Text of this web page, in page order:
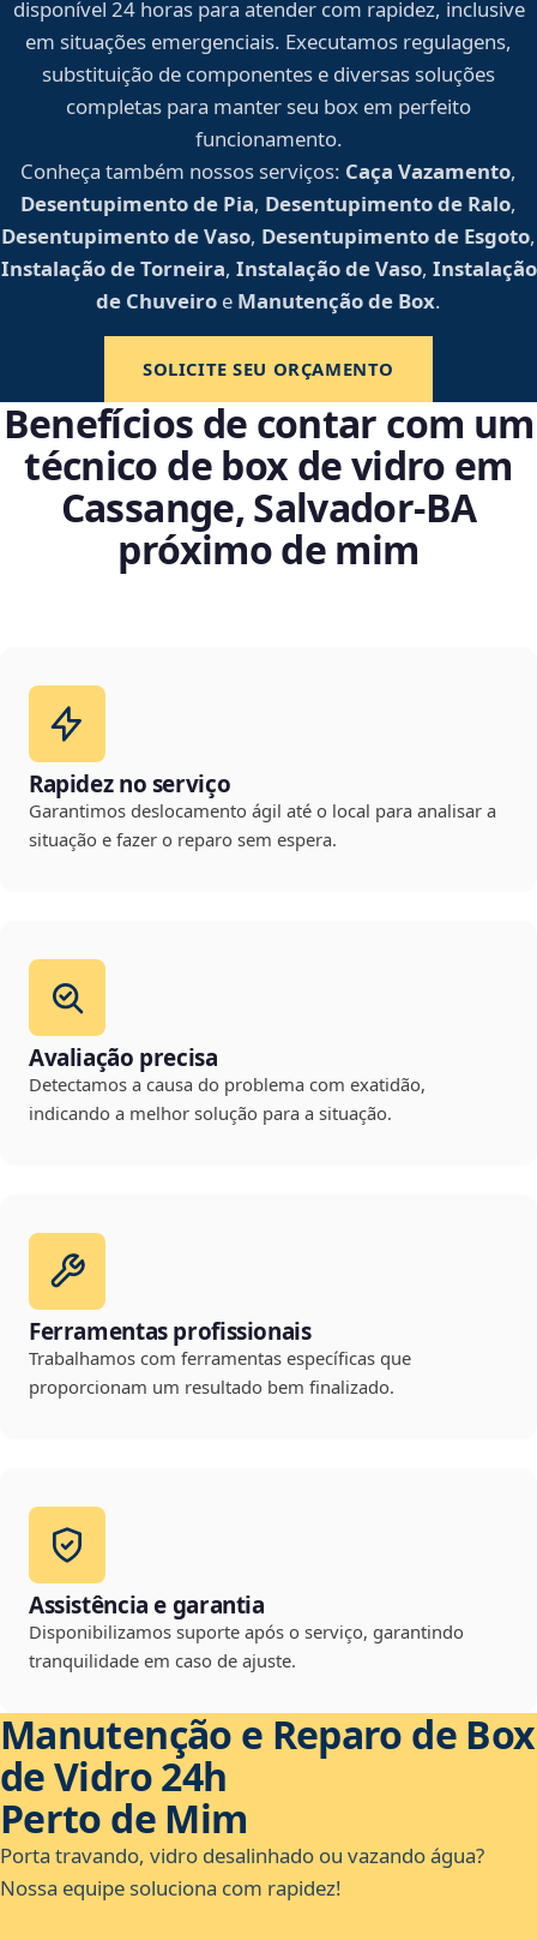
disponível 24 horas para atender com rapidez, inclusive
em situações emergenciais. Executamos regulagens,
substituição de componentes e diversas soluções
completas para manter seu box em perfeito
funcionamento.
Conheça também nossos serviços: Caça Vazamento,
Desentupimento de Pia, Desentupimento de Ralo,
Desentupimento de Vaso, Desentupimento de Esgoto,
Instalação de Torneira, Instalação de Vaso, Instalação
de Chuveiro e Manutenção de Box.
SOLICITE SEU ORÇAMENTO
Benefícios de contar com um
técnico de box de vidro em
Cassange, Salvador‑BA
próximo de mim
Rapidez no serviço
Garantimos deslocamento ágil até o local para analisar a
situação e fazer o reparo sem espera.
Avaliação precisa
Detectamos a causa do problema com exatidão,
indicando a melhor solução para a situação.
Ferramentas profissionais
Trabalhamos com ferramentas específicas que
proporcionam um resultado bem finalizado.
Assistência e garantia
Disponibilizamos suporte após o serviço, garantindo
tranquilidade em caso de ajuste.
Manutenção e Reparo de Box
de Vidro 24h
Perto de Mim
Porta travando, vidro desalinhado ou vazando água?
Nossa equipe soluciona com rapidez!